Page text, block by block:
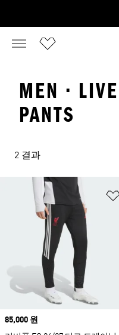
MEN ·
PANTS
2 결과
Price
85,000 원